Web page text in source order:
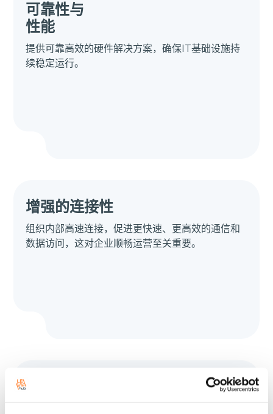
可靠性与
性能
提供可靠高效的硬件解决方案，确保IT基础设施持
续稳定运行。
增强的连接性
组织内部高速连接，促进更快速、更高效的通信和
数据访问，这对企业顺畅运营至关重要。
支持与
整合